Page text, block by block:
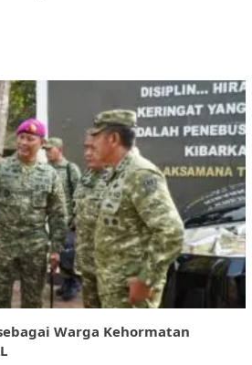
Warga Kehormatan